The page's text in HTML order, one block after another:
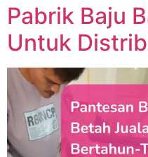
Pabrik Baju
Untuk